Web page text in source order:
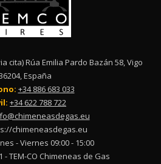
cita) Rúa Emilia Pardo Bazán 58, Vigo
España
+34 886 683 033
+34 622 788 722
chimeneasdegas.eu
- Viernes 09:00 - 15:00
TEM-CO Chimeneas de Gas